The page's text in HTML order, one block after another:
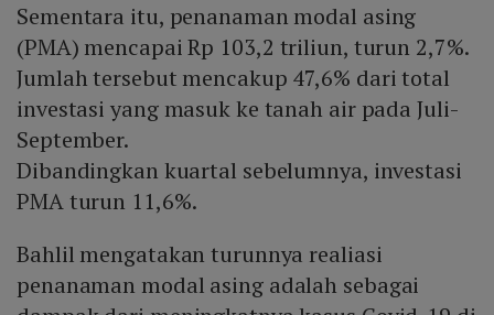
Sementara itu, penanaman modal asing
(PMA) mencapai Rp 103,2 triliun, turun 2,7%.
Jumlah tersebut mencakup 47,6% dari total
investasi yang masuk ke tanah air pada Juli-
September.
Dibandingkan kuartal sebelumnya, investasi
PMA turun 11,6%.
Bahlil mengatakan turunnya realiasi
penanaman modal asing adalah sebagai